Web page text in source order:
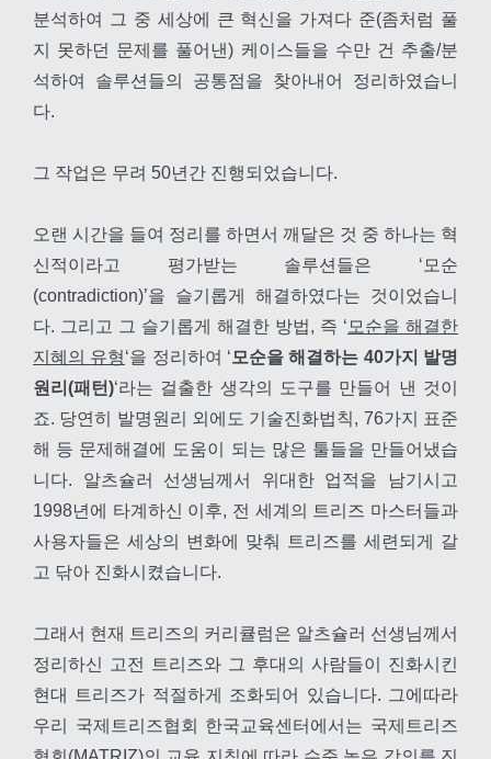
분석하여 그 중 세상에 큰 혁신을 가져다 준(좀처럼 풀
지 못하던 문제를 풀어낸) 케이스들을 수만 건 추출/분
석하여 솔루션들의 공통점을 찾아내어 정리하였습니
다.
그 작업은 무려 50년간 진행되었습니다.
오랜 시간을 들여 정리를 하면서 깨달은 것 중 하나는 혁
신적이라고 평가받는 솔루션들은 ‘모순
(contradiction)’을 슬기롭게 해결하였다는 것이었습니
다. 그리고 그 슬기롭게 해결한 방법, 즉 ‘ 모순을 해결한
지혜의 유형‘을 정리하여 ‘ 모순을 해결하는 40가지 발명
원리(패턴)‘라는 걸출한 생각의 도구를 만들어 낸 것이
죠. 당연히 발명원리 외에도 기술진화법칙, 76가지 표준
해 등 문제해결에 도움이 되는 많은 툴들을 만들어냈습
니다. 알츠슐러 선생님께서 위대한 업적을 남기시고
1998년에 타계하신 이후, 전 세계의 트리즈 마스터들과
사용자들은 세상의 변화에 맞춰 트리즈를 세련되게 갈
고 닦아 진화시켰습니다.
그래서 현재 트리즈의 커리큘럼은 알츠슐러 선생님께서
정리하신 고전 트리즈와 그 후대의 사람들이 진화시킨
현대 트리즈가 적절하게 조화되어 있습니다. 그에따라
우리 국제트리즈협회 한국교육센터에서는 국제트리즈